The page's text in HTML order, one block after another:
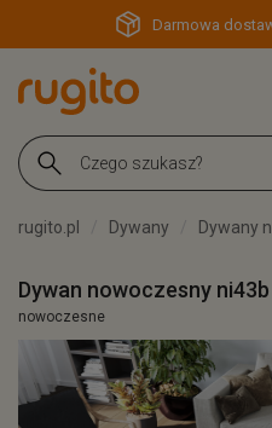
Darmowa
rugito.pl Dywany Dywany
Dywan nowoczesny
nowoczesne